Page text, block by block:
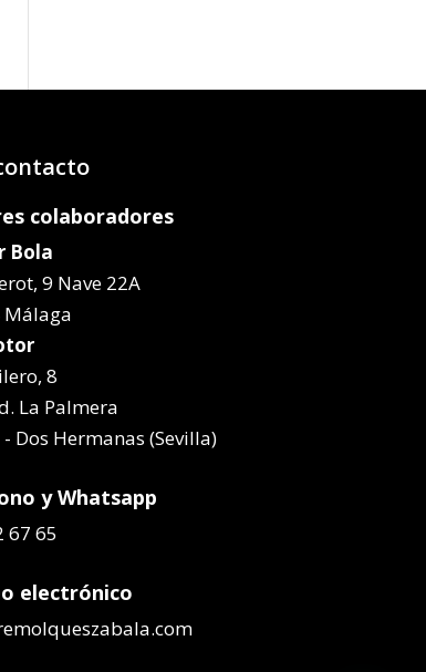
colaboradores
Bola
9 Nave 22A
Málaga
8
La Palmera
Dos Hermanas (Sevilla)
y Whatsapp
67 65
electrónico